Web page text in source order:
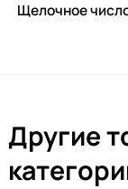
Щелочное
Другие